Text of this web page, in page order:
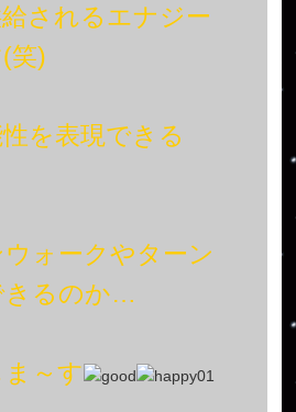
されるエナジー
笑)
を表現できる
ォークやターン
きるのか…
～す